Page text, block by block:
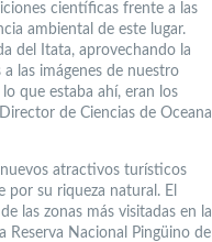
científicas frente a las
ambiental de este lugar.
del Itata, aprovechando la
las imágenes de nuestro
que estaba ahí, eran los
de Ciencias de Oceana
atractivos turísticos
por su riqueza natural. El
las zonas más visitadas en la
Reserva Nacional Pingüino de